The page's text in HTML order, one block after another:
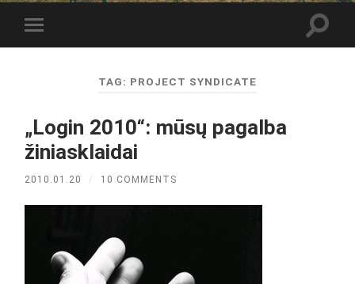
Toggle
mobile
TAG: PROJECT SYNDICATE
„Login 2010“: mūsų pagalba
žiniasklaidai
2010.01.20 / 10 COMMENTS